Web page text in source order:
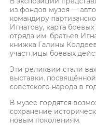
из фондов музея —
командиру
Игнатову, карта
отряда им. братьев
книжка Галины
участницы боевых
Эти реликвии стали
выставки,
советского народа в
В музее гордятся
сохранение
новым поколениям.